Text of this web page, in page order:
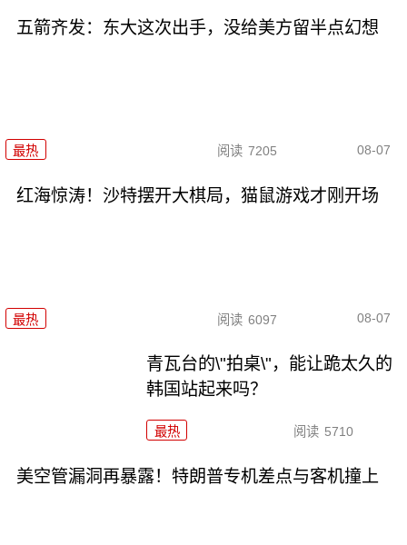
五箭齐发：东大这次出手，没给美方留半点幻想
最热 阅读 7205 08-07
红海惊涛！沙特摆开大棋局，猫鼠游戏才刚开场
最热 阅读 6097 08-07
青瓦台的\"拍桌\"，能让跪太久的
韩国站起来吗？
最热 阅读 5710
美空管漏洞再暴露！特朗普专机差点与客机撞上